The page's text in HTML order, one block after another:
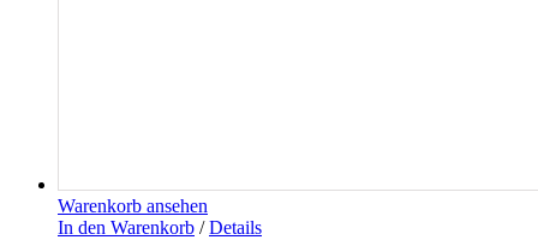
Warenkorb ansehen
In den Warenkorb / Details